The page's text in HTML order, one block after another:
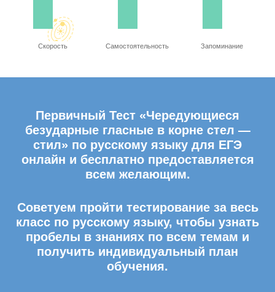
Скорость Самостоятельность Запоминание
Первичный Тест «Чередующиеся
безударные гласные в корне стел —
стил» по русскому языку для ЕГЭ
онлайн и бесплатно предоставляется
всем желающим.
Советуем пройти тестирование за весь
класс по русскому языку, чтобы узнать
пробелы в знаниях по всем темам и
получить индивидуальный план
обучения.